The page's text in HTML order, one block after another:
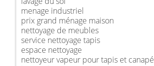
menage industriel
prix grand ménage maison
nettoyage de meubles
service nettoyage tapis
espace nettoyage
nettoyeur vapeur pour tapis et canapé